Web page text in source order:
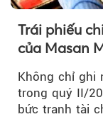
Trái phiếu
của Masan
Không chỉ ghi
trong quý II/
bức tranh tài